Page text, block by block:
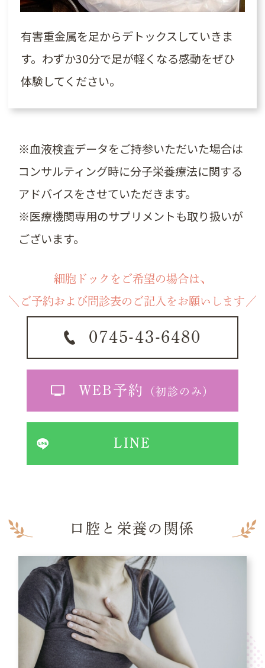
有害重金属を足からデトックスしていきま
す。わずか30分で足が軽くなる感動をぜひ
体験してください。
※血液検査データをご持参いただいた場合は
コンサルティング時に分子栄養療法に関する
アドバイスをさせていただきます。
※医療機関専用のサプリメントも取り扱いが
ございます。
＼
細胞ドックをご希望の場合は、
ご予約および問診表のご記入をお願いします ／
0745-43-6480
WEB予約 （初診のみ）
LINE
口腔と栄養の関係